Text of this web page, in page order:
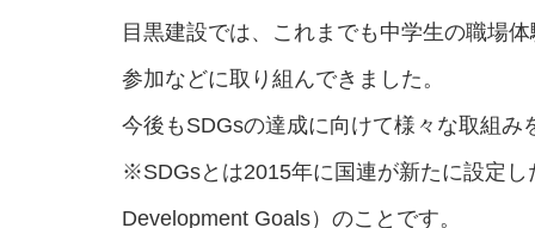
目黒建設では、これまでも中学生の職場
参加などに取り組んできました。
今後もSDGsの達成に向けて様々な取組み
※SDGsとは2015年に国連が新たに設定
Development Goals）のことです。